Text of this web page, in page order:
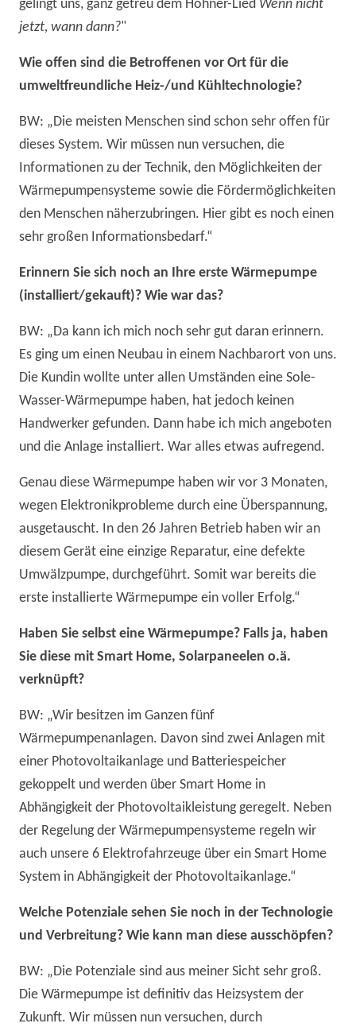
gelingt uns, ganz getreu dem Höhner-Lied Wenn nicht
jetzt, wann dann?"
Wie offen sind die Betroffenen vor Ort für die
umweltfreundliche Heiz-/und Kühltechnologie?
BW: „Die meisten Menschen sind schon sehr offen für
dieses System. Wir müssen nun versuchen, die
Informationen zu der Technik, den Möglichkeiten der
Wärmepumpensysteme sowie die Fördermöglichkeiten
den Menschen näherzubringen. Hier gibt es noch einen
sehr großen Informationsbedarf.“
Erinnern Sie sich noch an Ihre erste Wärmepumpe
(installiert/gekauft)? Wie war das?
BW: „Da kann ich mich noch sehr gut daran erinnern.
Es ging um einen Neubau in einem Nachbarort von uns.
Die Kundin wollte unter allen Umständen eine Sole-
Wasser-Wärmepumpe haben, hat jedoch keinen
Handwerker gefunden. Dann habe ich mich angeboten
und die Anlage installiert. War alles etwas aufregend.
Genau diese Wärmepumpe haben wir vor 3 Monaten,
wegen Elektronikprobleme durch eine Überspannung,
ausgetauscht. In den 26 Jahren Betrieb haben wir an
diesem Gerät eine einzige Reparatur, eine defekte
Umwälzpumpe, durchgeführt. Somit war bereits die
erste installierte Wärmepumpe ein voller Erfolg.“
Haben Sie selbst eine Wärmepumpe? Falls ja, haben
Sie diese mit Smart Home, Solarpaneelen o.ä.
verknüpft?
BW: „Wir besitzen im Ganzen fünf
Wärmepumpenanlagen. Davon sind zwei Anlagen mit
einer Photovoltaikanlage und Batteriespeicher
gekoppelt und werden über Smart Home in
Abhängigkeit der Photovoltaikleistung geregelt. Neben
der Regelung der Wärmepumpensysteme regeln wir
auch unsere 6 Elektrofahrzeuge über ein Smart Home
System in Abhängigkeit der Photovoltaikanlage.“
Welche Potenziale sehen Sie noch in der Technologie
und Verbreitung? Wie kann man diese ausschöpfen?
BW: „Die Potenziale sind aus meiner Sicht sehr groß.
Die Wärmepumpe ist definitiv das Heizsystem der
Zukunft. Wir müssen nun versuchen, durch